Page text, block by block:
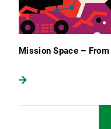
Mission Space –